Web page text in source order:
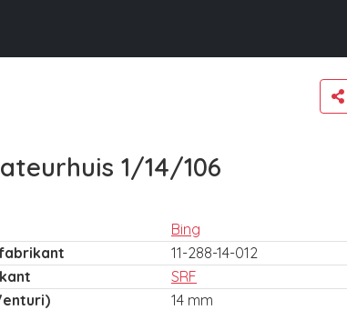
1/14/106
Bing
11-288-14-012
SRF
14 mm